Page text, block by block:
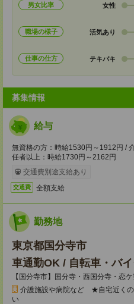
男女比率 女性
職場の様子 活気あり
仕事の仕方 テキパキ
募集情報
給与
無資格の方：時給1530円～1912円 /
任者以上：時給1730円～2162円
交通費別途支給あり
交通費 全額支給
勤務地
東京都国分寺市
車通勤OK / 自転車・バ
【国分寺市】国分寺・西国分寺・恋
介護施設や病院など ★自宅近くの
い